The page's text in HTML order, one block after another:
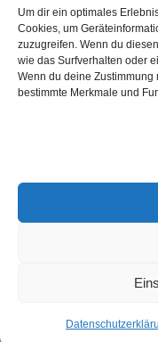
Um dir ein optimales
Cookies, um
zuzugreifen. Wenn du
wie das Surfverhalten oder
Wenn du deine Zustimmung
bestimmte Merkmale und
Hinch Double
Destillerie:Hinch
Single Malt,
Peated: Nein
© 2026